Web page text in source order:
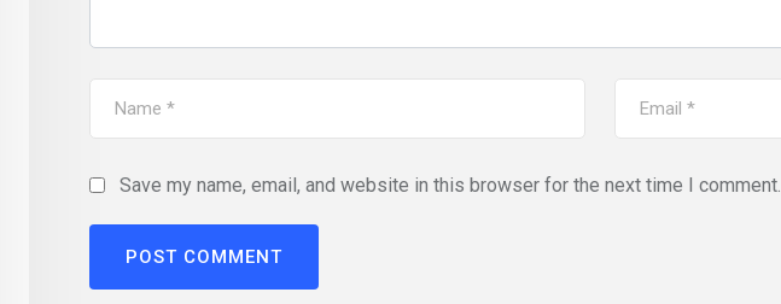
Save my name, email, and website in this browser for the next time I comment.